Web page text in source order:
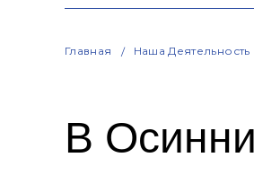
Главная Наша Деятельность
В